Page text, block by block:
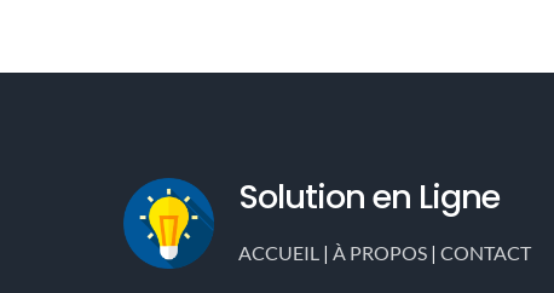
Solution en Ligne
ACCUEIL | À PROPOS | CONTACT